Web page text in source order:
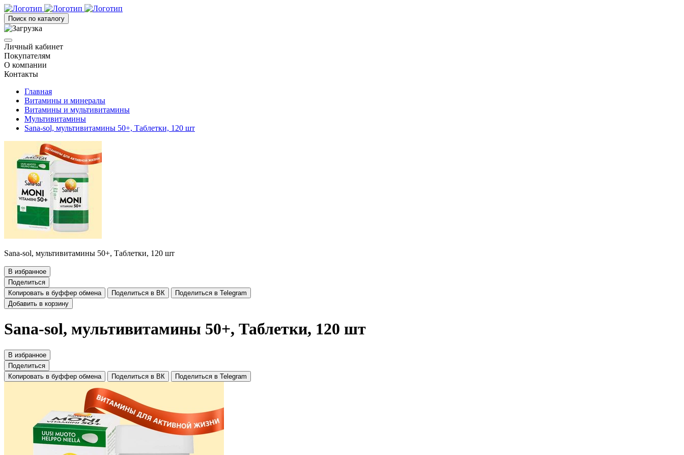
Поиск по каталогу
Личный кабинет
Покупателям
О компании
Контакты
Главная
Витамины и минералы
Витамины и мультивитамины
Мультивитамины
Sana-sol, мультивитамины 50+, Таблетки, 120 шт
Sana-sol, мультивитамины 50+, Таблетки, 120 шт
В избранное
Поделиться
Копировать в буффер обмена
Поделиться в ВК
Поделиться в Telegram
Добавить в корзину
Sana-sol, мультивитамины 50+, Таблетки, 120 шт
В избранное
Поделиться
Копировать в буффер обмена
Поделиться в ВК Поделиться в Telegram